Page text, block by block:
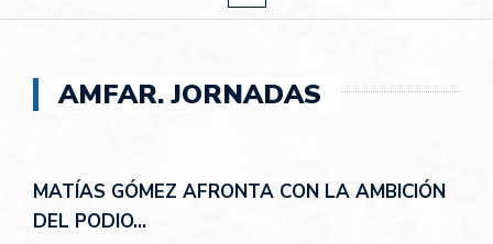
AMFAR. JORNADAS
MATÍAS GÓMEZ AFRONTA CON LA AMBICIÓN
DEL PODIO…